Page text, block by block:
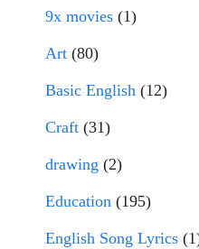
9x movies (1)
Art (80)
Basic English (12)
Craft (31)
drawing (2)
Education (195)
English Song Lyrics